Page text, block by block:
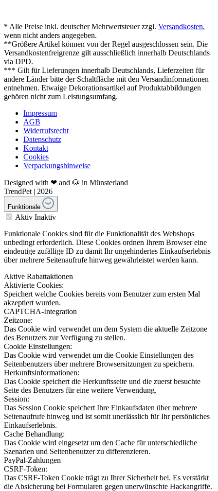
* Alle Preise inkl. deutscher Mehrwertsteuer zzgl. Versandkosten,
wenn nicht anders angegeben.
**Größere Artikel können von der Regel ausgeschlossen sein. Die
Versandkostenfreigrenze gilt ausschließlich innerhalb Deutschlands
via DPD.
*** Gilt für Lieferungen innerhalb Deutschlands, Lieferzeiten für
andere Länder bitte der Schaltfläche mit den Versandinformationen
entnehmen. Etwaige Dekorationsartikel auf Produktabbildungen
gehören nicht zum Leistungsumfang.
Impressum
AGB
Widerrufsrecht
Datenschutz
Kontakt
Cookies
Verpackungshinweise
Designed with ❤ and 🐶 in Münsterland
TrendPet | 2026
Funktionale
Aktiv Inaktiv
Funktionale Cookies sind für die Funktionalität des Webshops
unbedingt erforderlich. Diese Cookies ordnen Ihrem Browser eine
eindeutige zufällige ID zu damit Ihr ungehindertes Einkaufserlebnis
über mehrere Seitenaufrufe hinweg gewährleistet werden kann.
Aktive Rabattaktionen
Aktivierte Cookies:
Speichert welche Cookies bereits vom Benutzer zum ersten Mal
akzeptiert wurden.
CAPTCHA-Integration
Zeitzone:
Das Cookie wird verwendet um dem System die aktuelle Zeitzone
des Benutzers zur Verfügung zu stellen.
Cookie Einstellungen:
Das Cookie wird verwendet um die Cookie Einstellungen des
Seitenbenutzers über mehrere Browsersitzungen zu speichern.
Herkunftsinformationen:
Das Cookie speichert die Herkunftsseite und die zuerst besuchte
Seite des Benutzers für eine weitere Verwendung.
Session:
Das Session Cookie speichert Ihre Einkaufsdaten über mehrere
Seitenaufrufe hinweg und ist somit unerlässlich für Ihr persönliches
Einkaufserlebnis.
Cache Behandlung:
Das Cookie wird eingesetzt um den Cache für unterschiedliche
Szenarien und Seitenbenutzer zu differenzieren.
PayPal-Zahlungen
CSRF-Token:
Das CSRF-Token Cookie trägt zu Ihrer Sicherheit bei. Es verstärkt
die Absicherung bei Formularen gegen unerwünschte Hackangriffe.